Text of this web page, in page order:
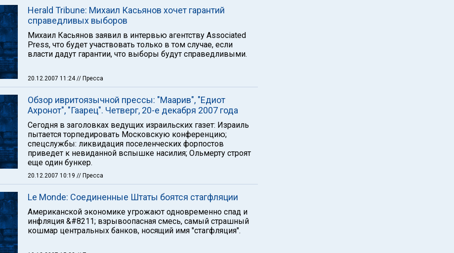
Herald Tribune: Михаил Касьянов хочет гарантий
справедливых выборов
Михаил Касьянов заявил в интервью агентству Associated
Press, что будет участвовать только в том случае, если
власти дадут гарантии, что выборы будут справедливыми.
20.12.2007 11:24// Пресса
Обзор ивритоязычной прессы: "Маарив", "Едиот
Ахронот", "Гаарец". Четверг, 20-е декабря 2007 года
Сегодня в заголовках ведущих израильских газет: Израиль
пытается торпедировать Московскую конференцию;
спецслужбы: ликвидация поселенческих форпостов
приведет к невиданной вспышке насилия; Ольмерту строят
еще один бункер.
20.12.2007 10:19 // Пресса
Le Monde: Соединенные Штаты боятся стагфляции
Американской экономике угрожают одновременно спад и
инфляция &#8211; взрывоопасная смесь, самый страшный
кошмар центральных банков, носящий имя "стагфляция".